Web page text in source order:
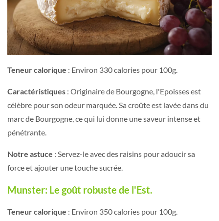
Teneur calorique : Environ 330 calories pour 100g.
Caractéristiques : Originaire de Bourgogne, l'Epoisses est
célèbre pour son odeur marquée. Sa croûte est lavée dans du
marc de Bourgogne, ce qui lui donne une saveur intense et
pénétrante.
Notre astuce : Servez-le avec des raisins pour adoucir sa
force et ajouter une touche sucrée.
Munster: Le goût robuste de l'Est.
Teneur calorique : Environ 350 calories pour 100g.